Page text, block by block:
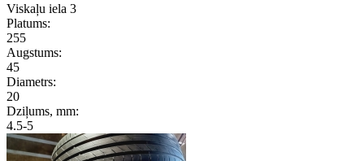
Viskaļu iela 3
Platums:
255
Augstums:
45
Diametrs:
20
Dziļums, mm:
4.5-5